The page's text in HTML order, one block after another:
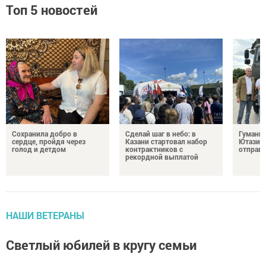
Топ 5 новостей
Сохранила добро в
сердце, пройдя через
голод и детдом
Сделай шаг в небо: в
Казани стартовал набор
контрактников с
рекордной выплатой
НАШИ ВЕТЕРАНЫ
Светлый юбилей в кругу семьи